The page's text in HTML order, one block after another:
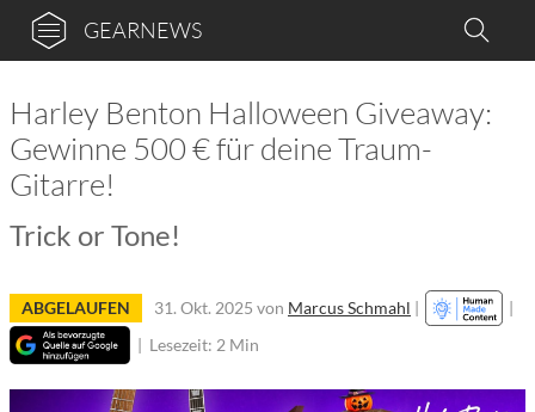
GEARNEWS
Harley Benton Halloween Giveaway:
Gewinne 500 € für deine Traum-
Gitarre!
Trick or Tone!
ABGELAUFEN 31. Okt. 2025 von Marcus Schmahl |
|
| Lesezeit: 2 Min